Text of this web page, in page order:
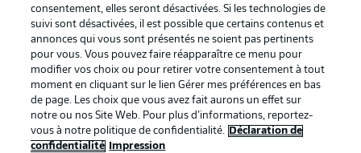
Mentions Légales Gérer mes préférences
Déclaration de
confidentialité
Diffuseurs
Travaux Contact
Impression Joueurs
consentement, elles seront désactivées. Si les technologies de
suivi sont désactivées, il est possible que certains contenus et
annonces qui vous sont présentés ne soient pas pertinents
pour vous. Vous pouvez faire réapparaître ce menu pour
modifier vos choix ou pour retirer votre consentement à tout
moment en cliquant sur le lien Gérer mes préférences en bas
de page. Les choix que vous avez fait aurons un effet sur
notre ou nos Site Web. Pour plus d’informations, reportez-
vous à notre politique de confidentialité.
Déclaration de
confidentialité
Impression